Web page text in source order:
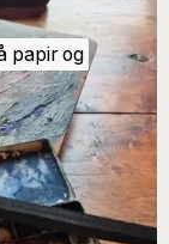
papir og